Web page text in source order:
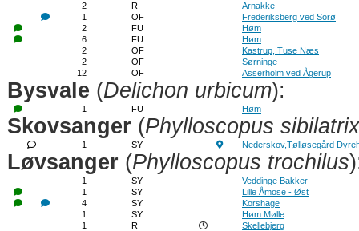
2
R
Arnakke
1
OF
Frederiksberg ved Sorø
2
FU
Høm
6
FU
Høm
2
OF
Kastrup, Tuse Næs
2
OF
Sørninge
12
OF Asserholm ved Ågerup
Bysvale (Delichon urbicum):
1 FU Høm
Skovsanger (Phylloscopus sibilatrix
1 SY Nederskov,Tølløsegård
Løvsanger (Phylloscopus trochilus
1 SY
Veddinge Bakker
1
SY
Lille Åmose - Øst
4
SY
Korshage
1
SY
Høm Mølle
1
R
Skellebjerg